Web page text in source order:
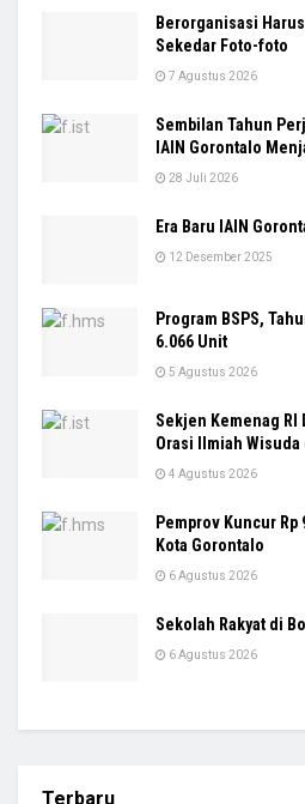
Berorganisasi
Sekedar Foto-foto
7 Agustus 2026
Sembilan Tahun
IAIN Gorontalo
28 Juli 2026
Era Baru IAIN
12 Desember 2025
Program BSPS,
6.066 Unit
5 Agustus 2026
Sekjen Kemenag RI
Orasi Ilmiah
4 Agustus 2026
Pemprov Kuncur
Kota Gorontalo
6 Agustus 2026
Sekolah Rakyat di
6 Agustus 2026
Terbaru